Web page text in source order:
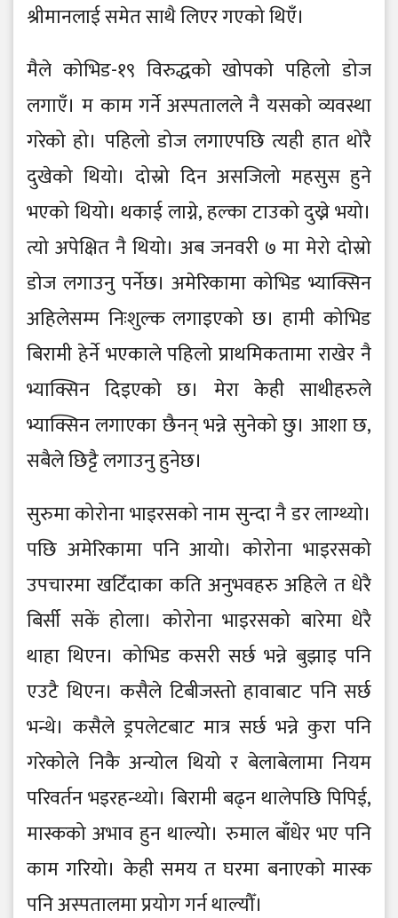
श्रीमानलाई समेत साथै लिएर गएको थिएँ।
मैले कोभिड-१९ विरुद्धको खोपको पहिलो डोज
लगाएँ। म काम गर्ने अस्पतालले नै यसको व्यवस्था
गरेको हो। पहिलो डोज लगाएपछि त्यही हात थोरै
दुखेको थियो। दोस्रो दिन असजिलो महसुस हुने
भएको थियो। थकाई लाग्ने, हल्का टाउको दुख्ने भयो।
त्यो अपेक्षित नै थियो। अब जनवरी ७ मा मेरो दोस्रो
डोज लगाउनु पर्नेछ। अमेरिकामा कोभिड भ्याक्सिन
अहिलेसम्म निःशुल्क लगाइएको छ। हामी कोभिड
बिरामी हेर्ने भएकाले पहिलो प्राथमिकतामा राखेर नै
भ्याक्सिन दिइएको छ। मेरा केही साथीहरुले
भ्याक्सिन लगाएका छैनन् भन्ने सुनेको छु। आशा छ,
सबैले छिट्टै लगाउनु हुनेछ।
सुरुमा कोरोना भाइरसको नाम सुन्दा नै डर लाग्थ्यो।
पछि अमेरिकामा पनि आयो। कोरोना भाइरसको
उपचारमा खटिँदाका कति अनुभवहरु अहिले त धेरै
बिर्सी सकें होला। कोरोना भाइरसको बारेमा धेरै
थाहा थिएन। कोभिड कसरी सर्छ भन्ने बुझाइ पनि
एउटै थिएन। कसैले टिबीजस्तो हावाबाट पनि सर्छ
भन्थे। कसैले ड्रपलेटबाट मात्र सर्छ भन्ने कुरा पनि
गरेकोले निकै अन्योल थियो र बेलाबेलामा नियम
परिवर्तन भइरहन्थ्यो। बिरामी बढ्न थालेपछि पिपिई,
मास्कको अभाव हुन थाल्यो। रुमाल बाँधेर भए पनि
काम गरियो। केही समय त घरमा बनाएको मास्क
पनि अस्पतालमा प्रयोग गर्न थाल्यौँ।